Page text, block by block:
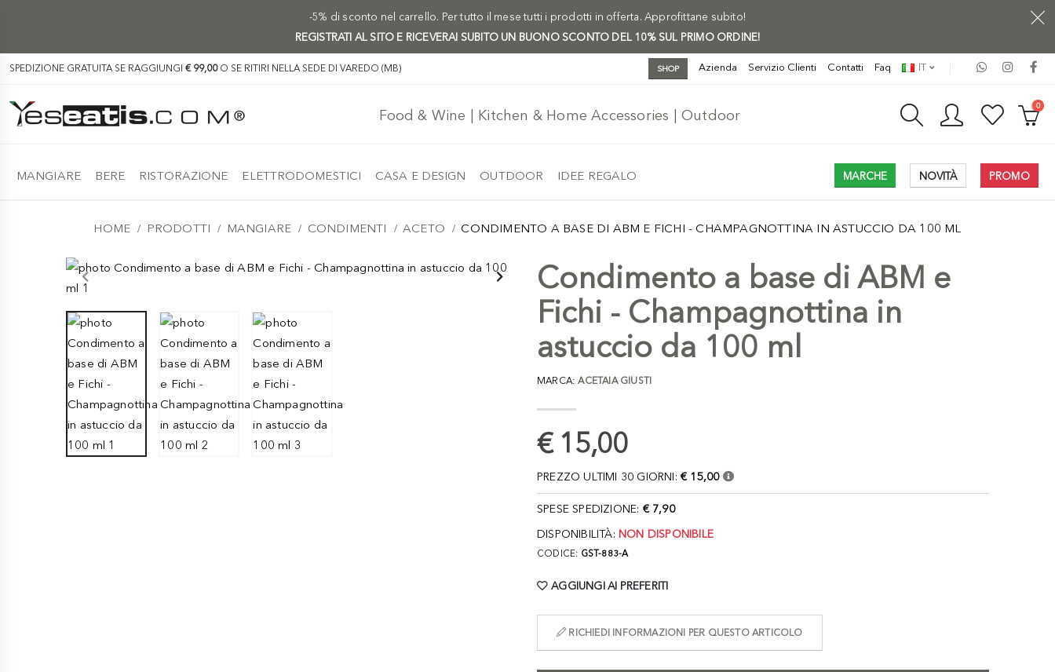
-5% di sconto nel carrello. Per tutto il mese tutti i prodotti in offerta. Approfittane subito!
REGISTRATI AL SITO E RICEVERAI SUBITO UN BUONO SCONTO DEL 10% SUL PRIMO ORDINE!
SPEDIZIONE GRATUITA SE RAGGIUNGI € 99,00O SE RITIRI NELLA SEDE DI VAREDO (MB) SHOP Azienda Servizio Clienti Contatti Faq IT
Food & Wine | Kitchen & Home Accessories | Outdoor
0
MANGIARE BERE RISTORAZIONE ELETTRODOMESTICI CASA E DESIGN OUTDOOR IDEE REGALO MARCHE NOVITÀ PROMO
HOME PRODOTTI MANGIARE CONDIMENTI ACETO CONDIMENTO A BASE DI ABM E FICHI - CHAMPAGNOTTINA IN ASTUCCIO DA 100 ML
Condimento a base di ABM e
Fichi - Champagnottina in
astuccio da 100 ml
MARCA:ACETAIA GIUSTI
€ 15,00
PREZZO ULTIMI 30 GIORNI: € 15,00
SPESE SPEDIZIONE: € 7,90
DISPONIBILITÀ: NON DISPONIBILE
CODICE: GST-883-A
AGGIUNGI AI PREFERITI
RICHIEDI INFORMAZIONI PER QUESTO ARTICOLO